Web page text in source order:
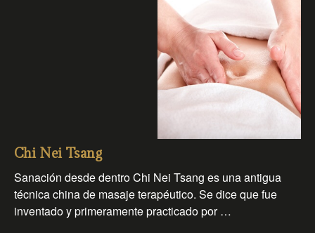
Chi Nei Tsang
Sanación desde dentro Chi Nei Tsang es una antigua
técnica china de masaje terapéutico. Se dice que fue
inventado y primeramente practicado por …